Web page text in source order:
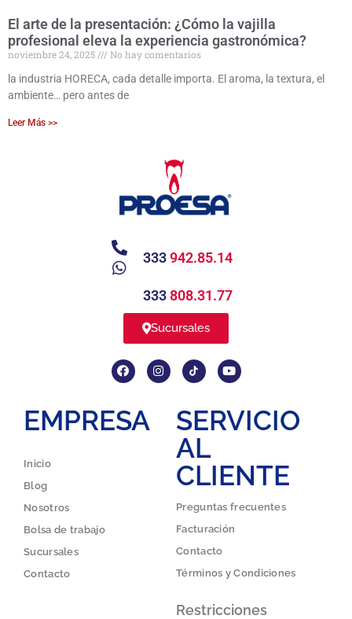
El arte de la presentación: ¿Cómo la vajilla
profesional eleva la experiencia gastronómica?
noviembre 24, 2025
No hay comentarios
la industria HORECA, cada detalle importa. El aroma, la textura, el
ambiente… pero antes de
Leer Más >>
333942.85.14
333808.31.77
Sucursales
EMPRESA
Inicio
Blog
Nosotros
Bolsa de trabajo
Sucursales
Contacto
SERVICIO
AL
CLIENTE
Preguntas frecuentes
Facturación
Contacto
Términos y Condiciones
Restricciones